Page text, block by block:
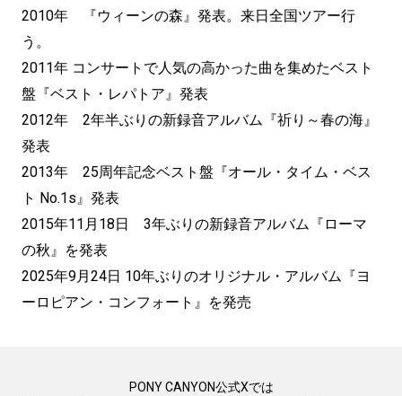
2010年 『ウィーンの森』発表。来日全国ツアー行
う。
2011年 コンサートで人気の高かった曲を集めたベスト
盤『ベスト・レパトア』発表
2012年 2年半ぶりの新録音アルバム『祈り～春の海』
発表
2013年 25周年記念ベスト盤『オール・タイム・ベス
ト No.1s』発表
2015年11月18日 3年ぶりの新録音アルバム『ローマ
の秋』を発表
2025年9月24日 10年ぶりのオリジナル・アルバム『ヨ
ーロピアン・コンフォート』を発売
PONY CANYON公式Xでは